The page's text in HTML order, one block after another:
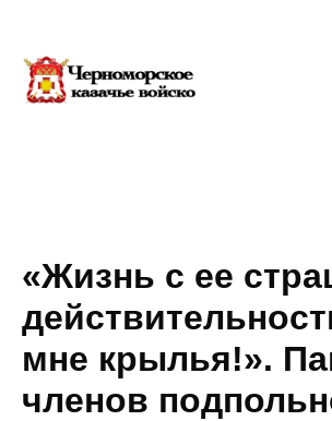
«Жизнь с ее
мне крылья!».
членов